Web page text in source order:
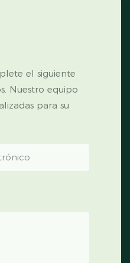
el siguiente
Nuestro equipo
para su